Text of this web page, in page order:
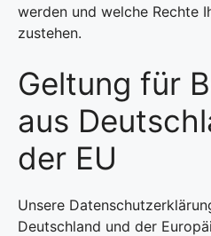
werden und welche Rechte
zustehen.
Geltung für
aus
der EU
Unsere
Deutschland und der